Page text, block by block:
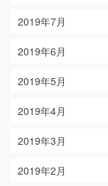
2019年7月
2019年6月
2019年5月
2019年4月
2019年3月
2019年2月